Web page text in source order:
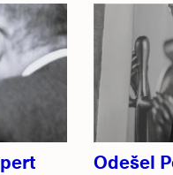
Odešel